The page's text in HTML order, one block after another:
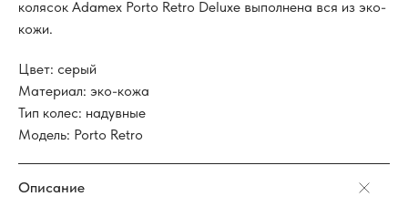
колясок Adamex Porto Retro Deluxe выполнена вся из эко-
кожи.
Цвет: серый
Материал: эко-кожа
Тип колес: надувные
Модель: Porto Retro
Описание